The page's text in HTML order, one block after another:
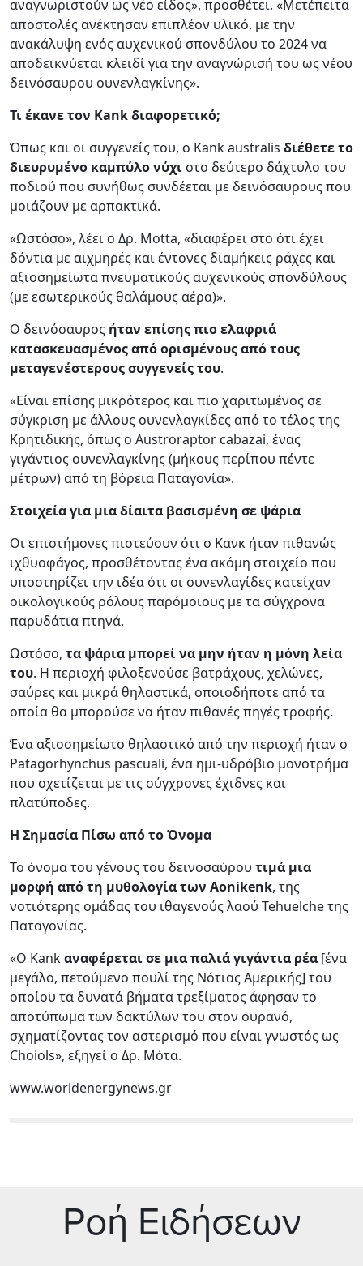
αναγνωριστούν ως νέο είδος», προσθέτει. «Μετέπειτα
αποστολές ανέκτησαν επιπλέον υλικό, με την
ανακάλυψη ενός αυχενικού σπονδύλου το 2024 να
αποδεικνύεται κλειδί για την αναγνώρισή του ως νέου
δεινόσαυρου ουνενλαγκίνης».
Τι έκανε τον Kank διαφορετικό;
Όπως και οι συγγενείς του, ο Kank australis διέθετε το
διευρυμένο καμπύλο νύχι στο δεύτερο δάχτυλο του
ποδιού που συνήθως συνδέεται με δεινόσαυρους που
μοιάζουν με αρπακτικά.
«Ωστόσο», λέει ο Δρ. Motta, «διαφέρει στο ότι έχει
δόντια με αιχμηρές και έντονες διαμήκεις ράχες και
αξιοσημείωτα πνευματικούς αυχενικούς σπονδύλους
(με εσωτερικούς θαλάμους αέρα)».
Ο δεινόσαυρος ήταν επίσης πιο ελαφριά
κατασκευασμένος από ορισμένους από τους
μεταγενέστερους συγγενείς του.
«Είναι επίσης μικρότερος και πιο χαριτωμένος σε
σύγκριση με άλλους ουνενλαγκίδες από το τέλος της
Κρητιδικής, όπως ο Austroraptor cabazai, ένας
γιγάντιος ουνενλαγκίνης (μήκους περίπου πέντε
μέτρων) από τη βόρεια Παταγονία».
Στοιχεία για μια δίαιτα βασισμένη σε ψάρια
Οι επιστήμονες πιστεύουν ότι ο Κανκ ήταν πιθανώς
ιχθυοφάγος, προσθέτοντας ένα ακόμη στοιχείο που
υποστηρίζει την ιδέα ότι οι ουνενλαγίδες κατείχαν
οικολογικούς ρόλους παρόμοιους με τα σύγχρονα
παρυδάτια πτηνά.
Ωστόσο, τα ψάρια μπορεί να μην ήταν η μόνη λεία
του. Η περιοχή φιλοξενούσε βατράχους, χελώνες,
σαύρες και μικρά θηλαστικά, οποιοδήποτε από τα
οποία θα μπορούσε να ήταν πιθανές πηγές τροφής.
Ένα αξιοσημείωτο θηλαστικό από την περιοχή ήταν ο
Patagorhynchus pascuali, ένα ημι-υδρόβιο μονοτρήμα
που σχετίζεται με τις σύγχρονες έχιδνες και
πλατύποδες.
Η Σημασία Πίσω από το Όνομα
Το όνομα του γένους του δεινοσαύρου τιμά μια
μορφή από τη μυθολογία των Aonikenk, της
νοτιότερης ομάδας του ιθαγενούς λαού Tehuelche της
Παταγονίας.
«Ο Kankαναφέρεται σε μια παλιά γιγάντια ρέα [ένα
μεγάλο, πετούμενο πουλί της Νότιας Αμερικής] του
οποίου τα δυνατά βήματα τρεξίματος άφησαν το
αποτύπωμα των δακτύλων του στον ουρανό,
σχηματίζοντας τον αστερισμό που είναι γνωστός ως
Choiols», εξηγεί ο Δρ. Μότα.
www.worldenergynews.gr
Ρoή Ειδήσεων